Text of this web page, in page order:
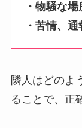
・物騒な
・苦情、
隣人はどのよ
ることで、正